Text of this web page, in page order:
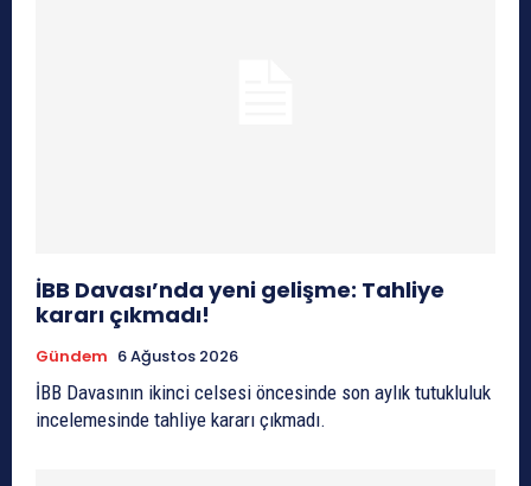
İBB Davası’nda yeni gelişme: Tahliye
kararı çıkmadı!
Gündem 6 Ağustos 2026
İBB Davasının ikinci celsesi öncesinde son aylık tutukluluk
incelemesinde tahliye kararı çıkmadı.